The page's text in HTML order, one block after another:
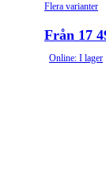
Flera varianter
Från 17
Online: I lager